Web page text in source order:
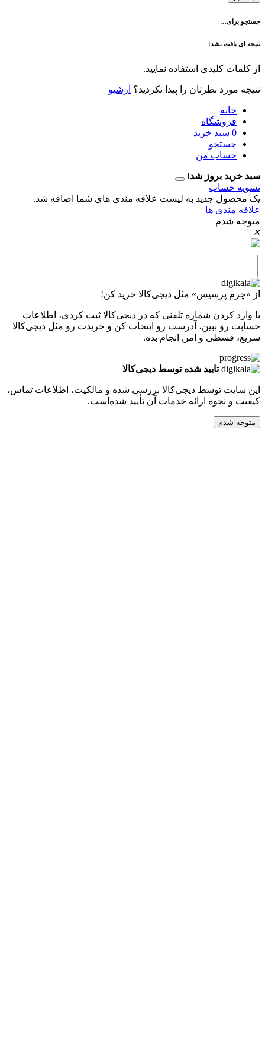
نشد!
کلیدی استفاده نمایید.
نظرتان را پیدا نکردید؟ آرشیو
سبد خرید
من
بروز شد!
جدید به لیست علاقه مندی های شما اضافه شد.
ها
پرسیس» مثل دیجی‌کالا خرید کن!
شماره تلفنی که در دیجی‌کالا ثبت کردی، اطلاعات
ببین، آدرست رو انتخاب کن و خریدت رو مثل دیجی‌کالا
و امن انجام بده.
تایید شده توسط دیجی‌کالا
توسط دیجی‌کالا بررسی شده و مالکیت، اطلاعات تماس،
ارائه خدمات آن تأیید شده‌است.